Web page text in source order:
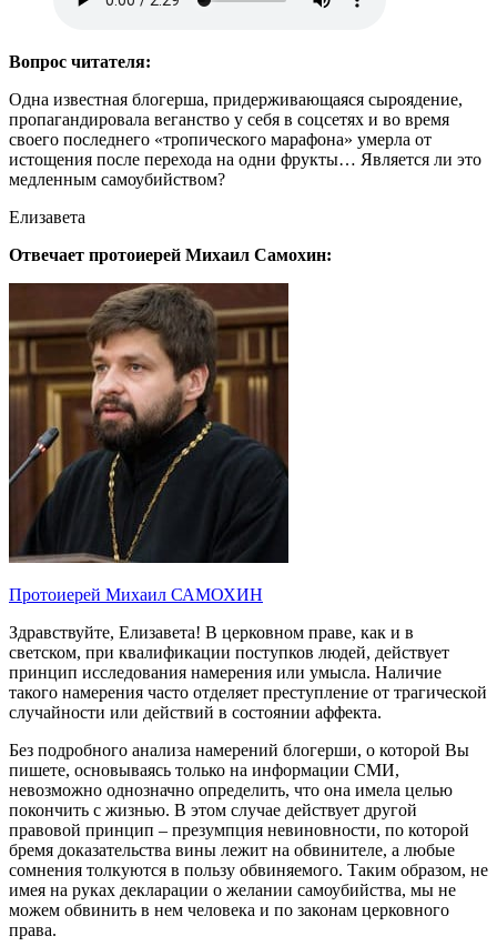
Вопрос читателя:
Одна известная блогерша, придерживающаяся сыроядение,
пропагандировала веганство у себя в соцсетях и во время
своего последнего «тропического марафона» умерла от
истощения после перехода на одни фрукты… Является ли это
медленным самоубийством?
Елизавета
Отвечает протоиерей Михаил Самохин:
Протоиерей Михаил САМОХИН
Здравствуйте, Елизавета! В церковном праве, как и в
светском, при квалификации поступков людей, действует
принцип исследования намерения или умысла. Наличие
такого намерения часто отделяет преступление от трагической
случайности или действий в состоянии аффекта.
Без подробного анализа намерений блогерши, о которой Вы
пишете, основываясь только на информации СМИ,
невозможно однозначно определить, что она имела целью
покончить с жизнью. В этом случае действует другой
правовой принцип – презумпция невиновности, по которой
бремя доказательства вины лежит на обвинителе, а любые
сомнения толкуются в пользу обвиняемого. Таким образом, не
имея на руках декларации о желании самоубийства, мы не
можем обвинить в нем человека и по законам церковного
права.